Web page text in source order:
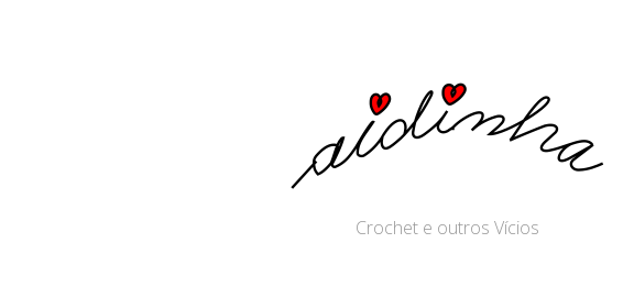
Crochet e outros Vícios